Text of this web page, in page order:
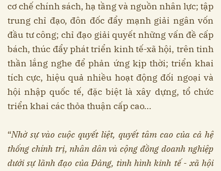
cơ chế chính sách, hạ tầng và nguồn nhân lực; tập
trung chỉ đạo, đôn đốc đẩy mạnh giải ngân vốn
đầu tư công; chỉ đạo giải quyết những vấn đề cấp
bách, thúc đẩy phát triển kinh tế-xã hội, trên tinh
thần lắng nghe để phản ứng kịp thời; triển khai
tích cực, hiệu quả nhiều hoạt động đối ngoại và
hội nhập quốc tế, đặc biệt là xây dựng, tổ chức
triển khai các thỏa thuận cấp cao...
“Nhờ sự vào cuộc quyết liệt, quyết tâm cao của cả hệ
thống chính trị, nhân dân và cộng đồng doanh nghiệp
dưới sự lãnh đạo của Đảng, tình hình kinh tế - xã hội